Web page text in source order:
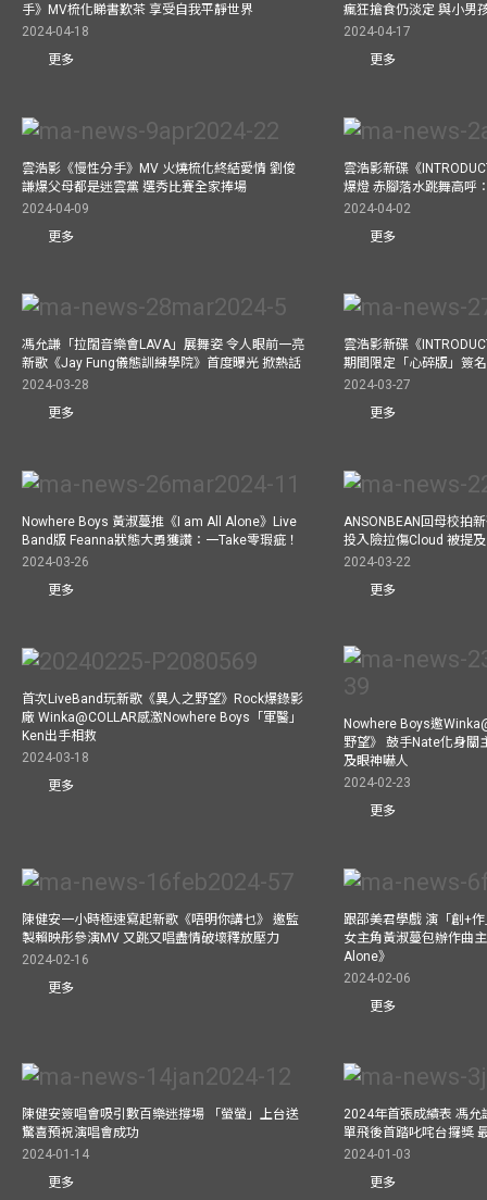
手》MV梳化睇書歎茶 享受自我平靜世界
2024-04-18
更多
瘋狂搶食仍淡定 與小男
2024-04-17
更多
雲浩影《慢性分手》MV 火燒梳化終結愛情 劉俊
謙爆父母都是迷雲黨 選秀比賽全家捧場
2024-04-09
更多
雲浩影新碟《
爆燈 赤腳落水跳舞高呼
2024-04-02
更多
馮允謙「拉闊音樂會LAVA」展舞姿 令人眼前一亮
新歌《Jay Fung儀態訓練學院》首度曝光 掀熱話
2024-03-28
更多
雲浩影新碟《
期間限定「心碎版」簽
2024-03-27
更多
Nowhere Boys 黃淑蔓推《I am All Alone》Live
Band版 Feanna狀態大勇獲讚：一Take零瑕疵！
2024-03-26
更多
ANSONBEAN回母校拍
投入險拉傷Cloud 被提
2024-03-22
更多
首次LiveBand玩新歌《異人之野望》Rock爆錄影
廠 Winka@COLLAR感激Nowhere Boys「軍醫」
Ken出手相救
2024-03-18
更多
Nowhere Boys邀
野望》 鼓手Nate化身關
及眼神嚇人
2024-02-23
更多
陳健安一小時極速寫起新歌《唔明你講乜》 邀監
製賴映彤參演MV 又跳又唱盡情破壞釋放壓力
2024-02-16
更多
跟邵美君學戲 演「創+
女主角黃淑蔓包辦作曲
Alone》
2024-02-06
更多
陳健安簽唱會吸引數百樂迷撐場 「螢螢」上台送
驚喜預祝演唱會成功
2024-01-14
更多
2024年首張成績表 馮允
單飛後首踏叱咤台攞獎
2024-01-03
更多